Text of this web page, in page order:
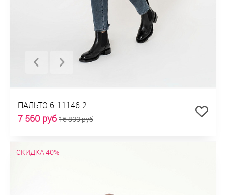
ПАЛЬТО 6-11146-2
7 560 руб16 800 руб
СКИДКА 40%